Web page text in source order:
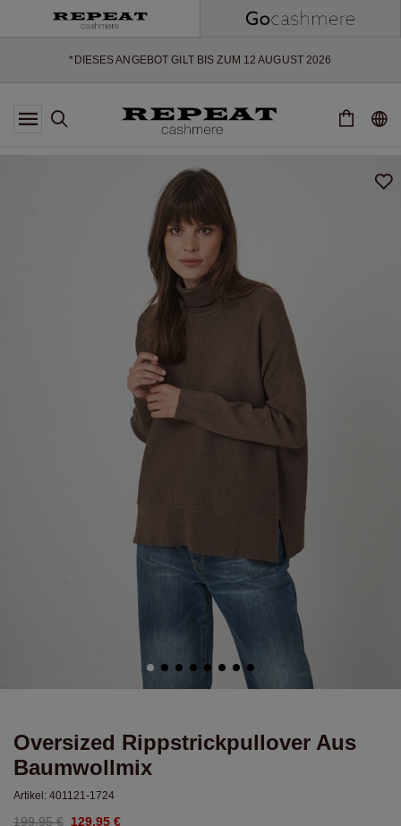
*DIESES ANGEBOT GILT BIS ZUM 12 AUGUST 2026
*GILT NICHT FÜR LIMITED EDITION
*AUSNAHMEN SIND MÖGLICH
SAISON
EXTRA 10% OFF SALE
Oversized Rippstrickpullover Aus
Baumwollmix
Artikel: 401121-1724
199,95 € 129,95 €